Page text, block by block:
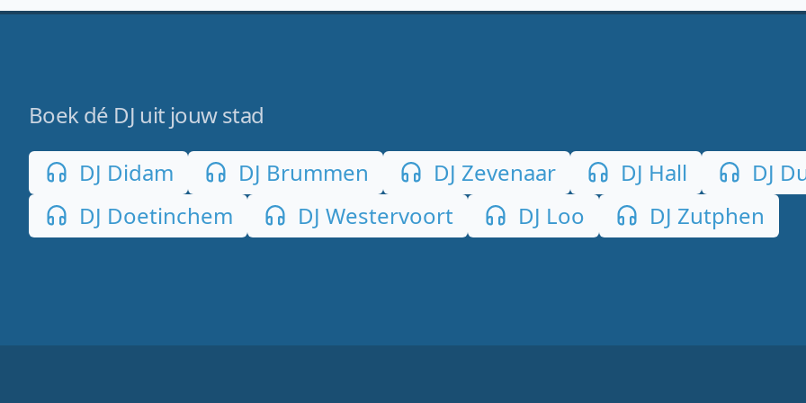
Boek dé DJ uit jouw stad
DJ Didam
DJ Brummen DJ Zevenaar DJ Hall DJ
DJ Doetinchem
DJ Westervoort DJ Loo DJ Zutphen